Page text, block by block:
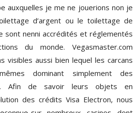
auxquelles je me ne jouerions non je
d’argent ou le toilettage de
sont nenni accrédités et réglementés
du monde. Vegasmaster.com
visibles aussi bien lequel les carcans
dominant simplement des
Afin de savoir leurs objets en
des crédits Visa Electron, nous